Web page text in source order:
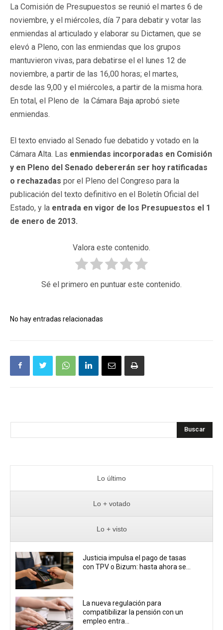
La Comisión de Presupuestos se reunió el martes 6 de
noviembre, y el miércoles, día 7 para debatir y votar las
enmiendas al articulado y elaborar su Dictamen, que se
elevó a Pleno, con las enmiendas que los grupos
mantuvieron vivas, para debatirse el el lunes 12 de
noviembre, a partir de las 16,00 horas; el martes,
desde las 9,00 y el miércoles, a partir de la misma hora.
En total, el Pleno de la Cámara Baja aprobó siete
enmiendas.
El texto enviado al Senado fue debatido y votado en la
Cámara Alta. Las enmiendas incorporadas en Comisión
y en Pleno del Senado debererán ser hoy ratificadas
o rechazadas por el Pleno del Congreso para la
publicación del texto definitivo en el Boletín Oficial del
Estado, y la entrada en vigor de los Presupuestos el 1
de enero de 2013.
Valora este contenido.
Sé el primero en puntuar este contenido.
No hay entradas relacionadas
Buscar
Lo último
Lo + votado
Lo + visto
Justicia impulsa el pago de tasas
con TPV o Bizum: hasta ahora se...
La nueva regulación para
compatibilizar la pensión con un
empleo entra...